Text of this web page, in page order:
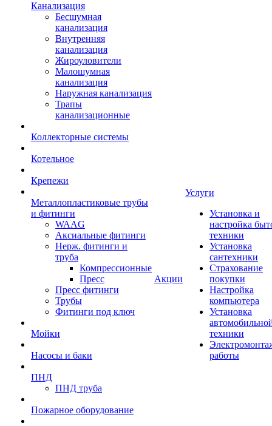
Канализация
Бесшумная
канализация
Внутренняя
канализация
Жироуловители
Малошумная
канализация
Наружная канализация
Трапы
канализационные
Коллекторные системы
Котельное
Крепежи
Металлопластиковые трубы
и фитинги
WAAG
Аксиальные фитинги
Нерж. фитинги и
труба
Компрессионные
Пресс
Пресс фитинги
Трубы
Фитинги под ключ
Мойки
Насосы и баки
ПНД
ПНД труба
Пожарное оборудование
Акции
Услуги
Установка и
настройка
техники
Установка
сантехники
Страхование
покупки
Настройка
компьютера
Установка
техники
работы